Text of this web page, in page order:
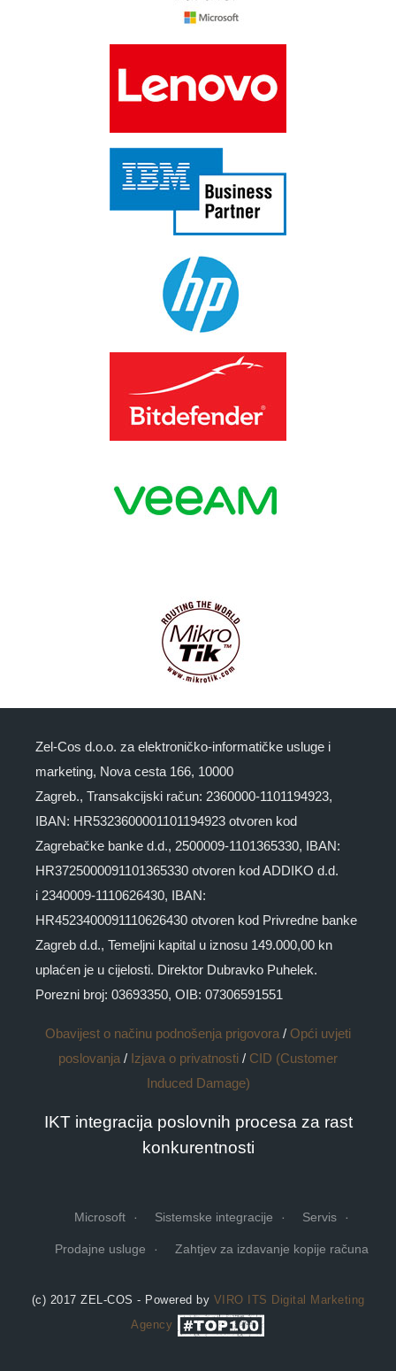
Zel-Cos d.o.o. za elektroničko-informatičke usluge i
marketing, Nova cesta 166, 10000
Zagreb., Transakcijski račun: 2360000-1101194923,
IBAN: HR5323600001101194923 otvoren kod
Zagrebačke banke d.d., 2500009-1101365330, IBAN:
HR3725000091101365330 otvoren kod ADDIKO d.d.
i 2340009-1110626430, IBAN:
HR4523400091110626430 otvoren kod Privredne banke
Zagreb d.d., Temeljni kapital u iznosu 149.000,00 kn
uplaćen je u cijelosti. Direktor Dubravko Puhelek.
Porezni broj: 03693350, OIB: 07306591551
Obavijest o načinu podnošenja prigovora / Opći uvjeti
poslovanja / Izjava o privatnosti / CID (Customer
Induced Damage)
IKT integracija poslovnih procesa za rast
konkurentnosti
Microsoft Sistemske integracije Servis
Prodajne usluge Zahtjev za izdavanje kopije računa
(c) 2017 ZEL-COS - Powered by VIRO ITS Digital Marketing
Agency